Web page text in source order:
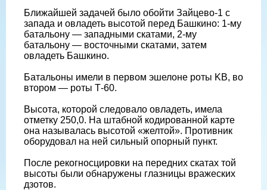
Ближайшей задачей было обойти Зайцево-1 с
запада и овладеть высотой перед Башкино: 1-му
батальону — западными скатами, 2-му
батальону — восточными скатами, затем
овладеть Башкино.
Батальоны имели в первом эшелоне роты KB, во
втором — роты Т-60.
Высота, которой следовало овладеть, имела
отметку 250,0. На штабной кодированной карте
она называлась высотой «желтой». Противник
оборудовал на ней сильный опорный пункт.
После рекогносцировки на передних скатах той
высоты были обнаружены глазницы вражеских
дзотов.